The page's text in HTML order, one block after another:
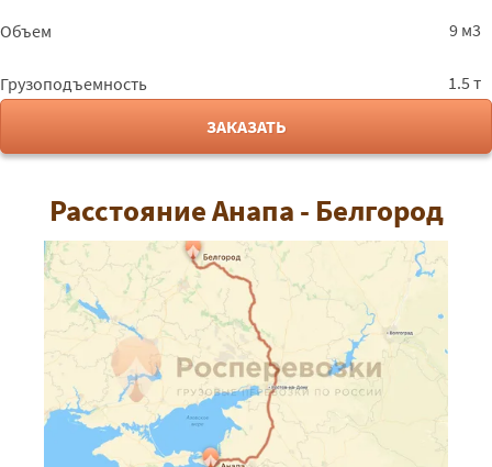
Объем 9 м3
Грузоподъемность
1.5 т
ЗАКАЗАТЬ
Расстояние Анапа - Белгород